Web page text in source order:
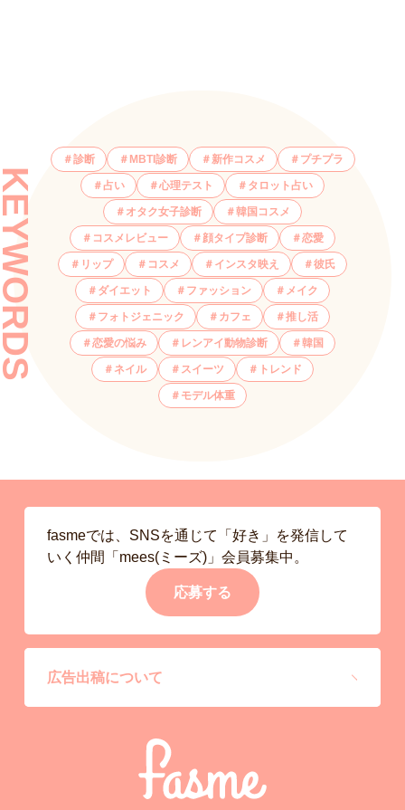
診断 MBTI診断 新作コスメ プチプラ
占い 心理テスト タロット占い
オタク女子診断 韓国コスメ
コスメレビュー 顔タイプ診断 恋愛
リップ コスメ インスタ映え 彼氏
ダイエット ファッション メイク
フォトジェニック カフェ 推し活
恋愛の悩み レンアイ動物診断 韓国
ネイル スイーツ トレンド
モデル体重
fasmeでは、SNSを通じて「好き」を発信して
いく仲間「mees(ミーズ)」会員募集中。
応募する
広告出稿について